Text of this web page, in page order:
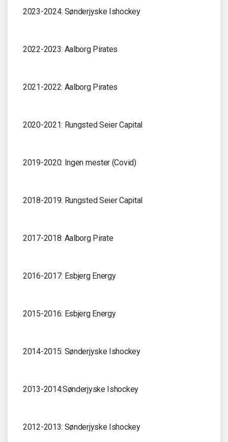
2023-2024: Sønderjyske Ishockey
2022-2023: Aalborg Pirates
2021-2022: Aalborg Pirates
2020-2021: Rungsted Seier Capital
2019-2020: Ingen mester (Covid)
2018-2019: Rungsted Seier Capital
2017-2018: Aalborg Pirate
2016-2017: Esbjerg Energy
2015-2016: Esbjerg Energy
2014-2015: Sønderjyske Ishockey
2013-2014:Sønderjyske Ishockey
2012-2013: Sønderjyske Ishockey